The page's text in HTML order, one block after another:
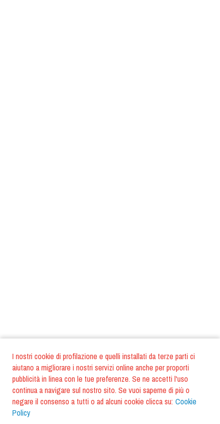
I nostri cookie di profilazione e quelli installati da terze parti ci
aiutano a migliorare i nostri servizi online anche per proporti
pubblicità in linea con le tue preferenze. Se ne accetti l'uso
continua a navigare sul nostro sito. Se vuoi saperne di più o
negare il consenso a tutti o ad alcuni cookie clicca su: Cookie
Policy